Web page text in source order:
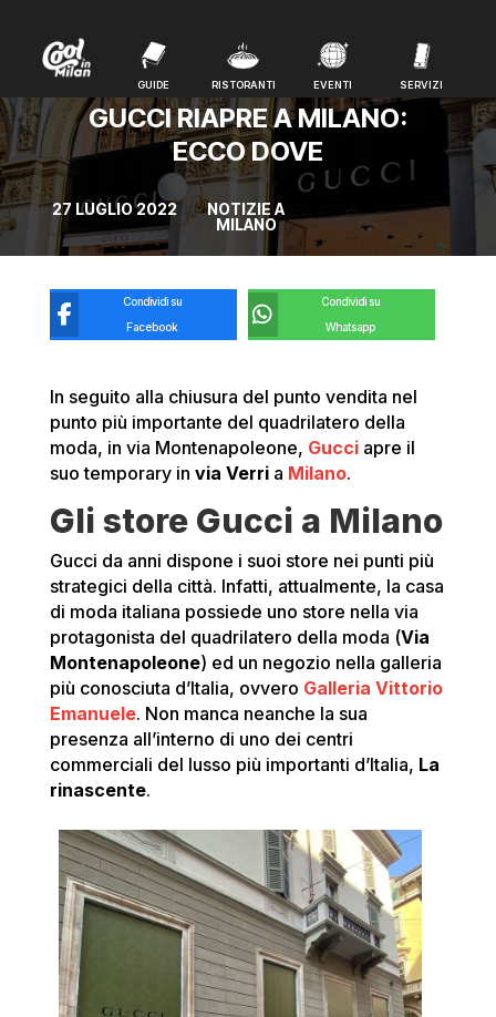
GUIDE RISTORANTI EVENTI SERVIZI
GUIDE RISTORANTI EVENTI SERVIZI
GUCCI RIAPRE A MILANO:
ECCO DOVE
27 LUGLIO 2022
NOTIZIE A
MILANO
Condividi su
Facebook
Condividi su
Whatsapp
In seguito alla chiusura del punto vendita nel
punto più importante del quadrilatero della
moda, in via Montenapoleone, Gucciapre il
suo temporary in via Verri a Milano.
Gli store Gucci a Milano
Gucci da anni dispone i suoi store nei punti più
strategici della città. Infatti, attualmente, la casa
di moda italiana possiede uno store nella via
protagonista del quadrilatero della moda (Via
Montenapoleone) ed un negozio nella galleria
più conosciuta d’Italia, ovvero Galleria Vittorio
Emanuele. Non manca neanche la sua
presenza all’interno di uno dei centri
commerciali del lusso più importanti d’Italia, La
rinascente.